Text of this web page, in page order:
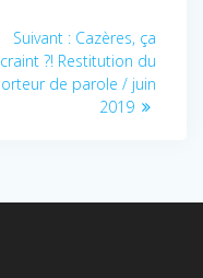
Suivant : Article
suivant
:
Cazères, ça
craint ?! Restitution du
de parole / juin
2019